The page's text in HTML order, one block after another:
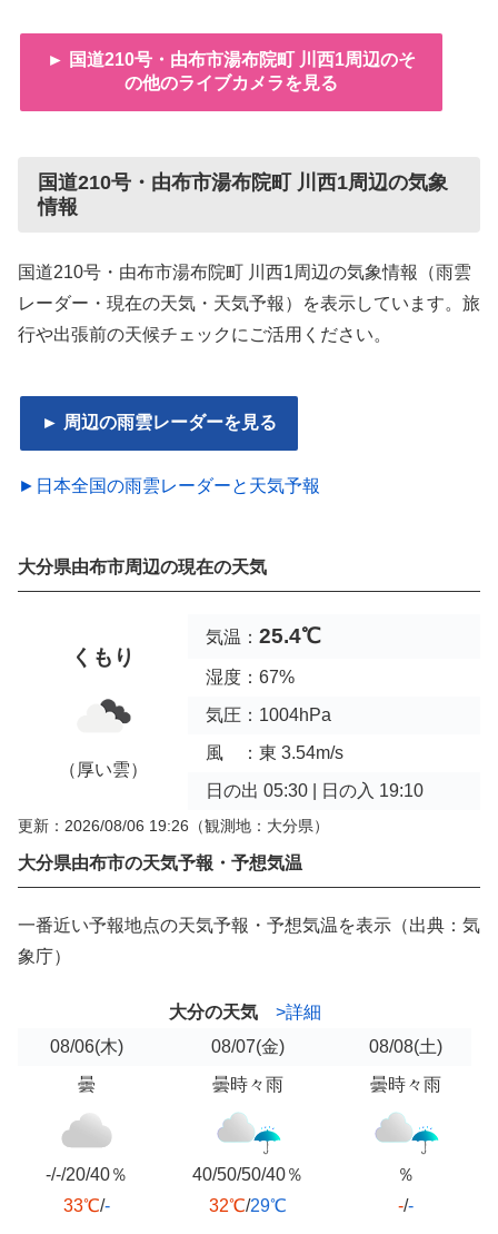
► 国道210号・由布市湯布院町 川西1周辺のそ
の他のライブカメラを見る
国道210号・由布市湯布院町 川西1周辺の気象
情報
国道210号・由布市湯布院町 川西1周辺の気象情報（雨雲
レーダー・現在の天気・天気予報）を表示しています。旅
行や出張前の天候チェックにご活用ください。
► 周辺の雨雲レーダーを見る
►日本全国の雨雲レーダーと天気予報
大分県由布市周辺の現在の天気
くもり
（厚い雲）
気温： 25.4℃
湿度：67%
気圧：1004hPa
風 ：東 3.54m/s
日の出 05:30 | 日の入 19:10
更新：2026/08/06 19:26 （観測地：大分県）
大分県由布市の天気予報・予想気温
一番近い予報地点の天気予報・予想気温を表示（出典：気
象庁）
大分の天気
>詳細
08/06(木) 08/07(金) 08/08(土)
曇
-/-/20/40％
33℃/-
曇時々雨
40/50/50/40％
32℃/29℃
曇時々雨
％
-/-